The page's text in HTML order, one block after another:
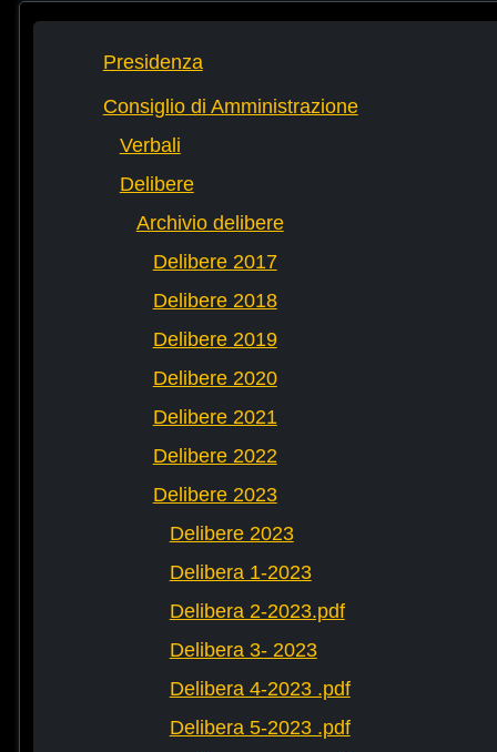
Presidenza
Consiglio di Amministrazione
Verbali
Delibere
Archivio delibere
Delibere 2017
Delibere 2018
Delibere 2019
Delibere 2020
Delibere 2021
Delibere 2022
Delibere 2023
Delibere 2023
Delibera 1-2023
Delibera 2-2023.pdf
Delibera 3- 2023
Delibera 4-2023 .pdf
Delibera 5-2023 .pdf